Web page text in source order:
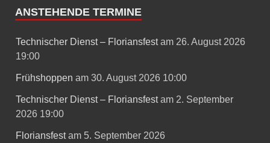
ANSTEHENDE TERMINE
Technischer Dienst – Floriansfestam 26. August 2026
19:00
Frühshoppen am 30. August 2026 10:00
Technischer Dienst – Floriansfestam 2. September
2026 19:00
Floriansfestam 5. September 2026